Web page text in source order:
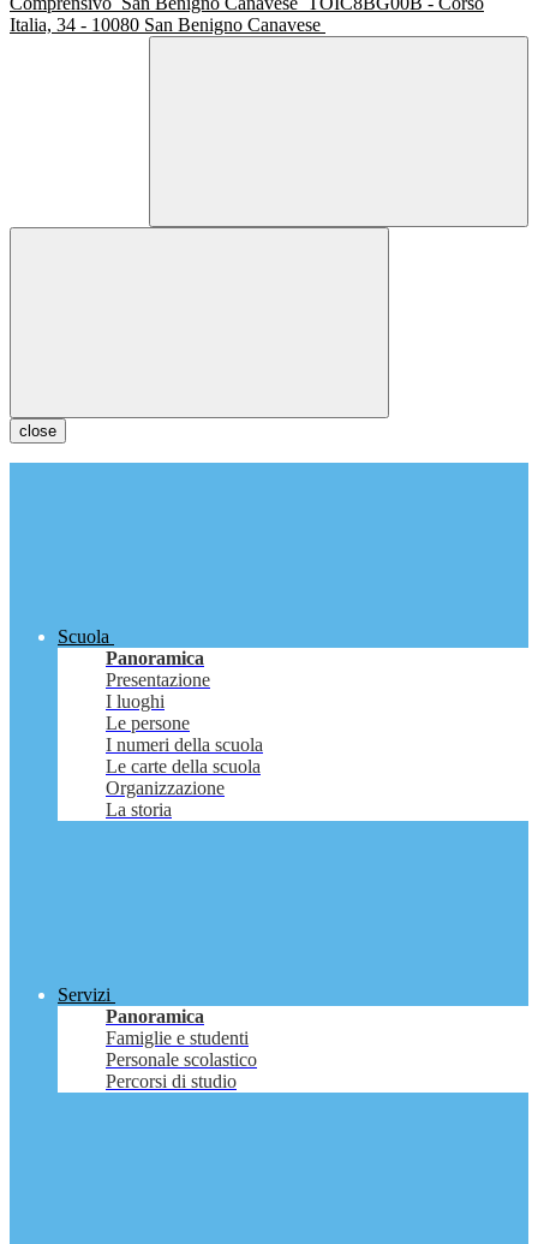
Italia, 34 - 10080 San Benigno Canavese
close
Scuola
Panoramica
Presentazione
I luoghi
Le persone
I numeri della scuola
Le carte della scuola
Organizzazione
La storia
Servizi
Panoramica
Famiglie e studenti
Personale scolastico
Percorsi di studio